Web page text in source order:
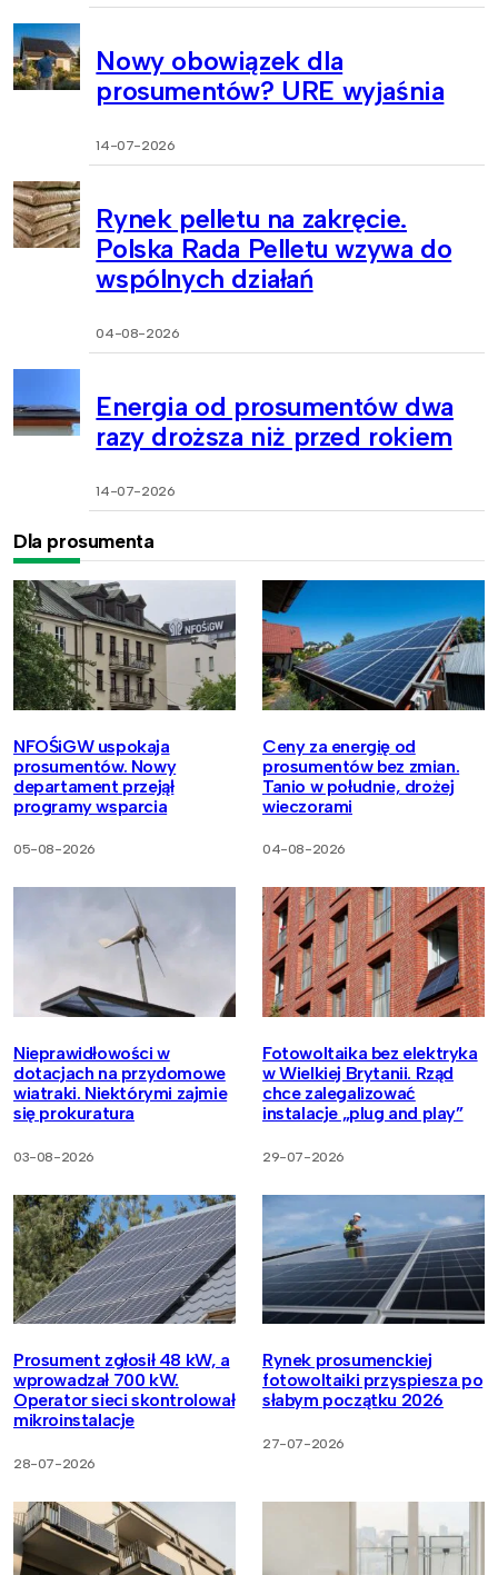
Nowy obowiązek dla
prosumentów? URE wyjaśnia
14-07-2026
Rynek pelletu na zakręcie.
Polska Rada Pelletu wzywa do
wspólnych działań
04-08-2026
Energia od prosumentów dwa
razy droższa niż przed rokiem
14-07-2026
Dla prosumenta
NFOŚiGW uspokaja
prosumentów. Nowy
departament przejął
programy wsparcia
05-08-2026
Ceny za energię od
prosumentów bez zmian.
Tanio w południe, drożej
wieczorami
04-08-2026
Nieprawidłowości w
dotacjach na przydomowe
wiatraki. Niektórymi zajmie
się prokuratura
03-08-2026
Fotowoltaika bez elektryka
w Wielkiej Brytanii. Rząd
chce zalegalizować
instalacje „plug and play”
29-07-2026
Prosument zgłosił 48 kW, a
wprowadzał 700 kW.
Operator sieci skontrolował
mikroinstalacje
28-07-2026
Rynek prosumenckiej
fotowoltaiki przyspiesza po
słabym początku 2026
27-07-2026